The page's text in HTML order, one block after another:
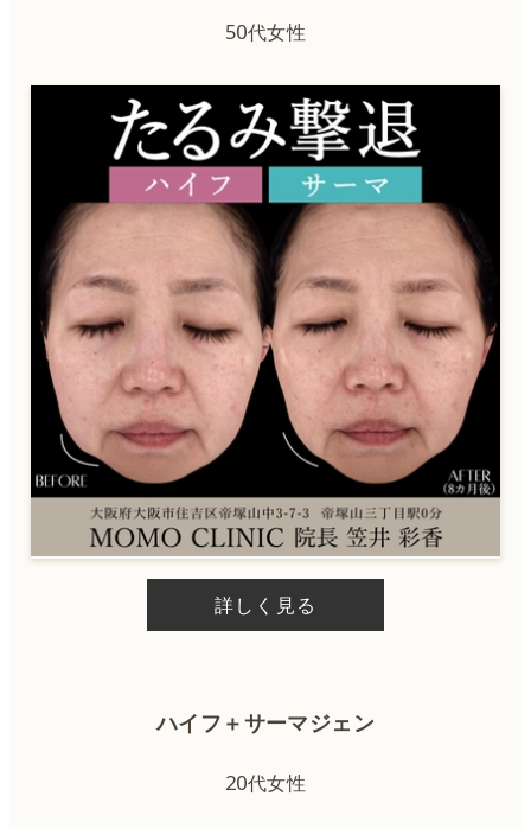
50代女性
詳しく見る
ハイフ＋サーマジェン
20代女性